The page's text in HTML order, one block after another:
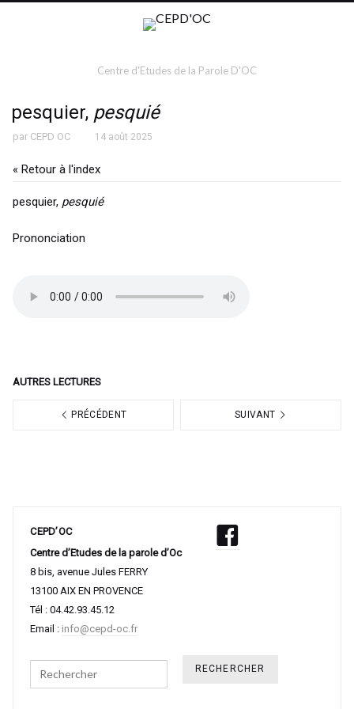
Centre d'Etudes de la Parole D'OC
pesquier, pesquié
par CEPD OC 14 août 2025
« Retour à l'index
pesquier, pesquié
Prononciation
AUTRES LECTURES
PRÉCÉDENT SUIVANT
CEPD’OC
Centre d’Etudes de la parole d’Oc
8 bis, avenue Jules FERRY
13100 AIX EN PROVENCE
Tél : 04.42.93.45.12
Email : info@cepd-oc.fr
Search